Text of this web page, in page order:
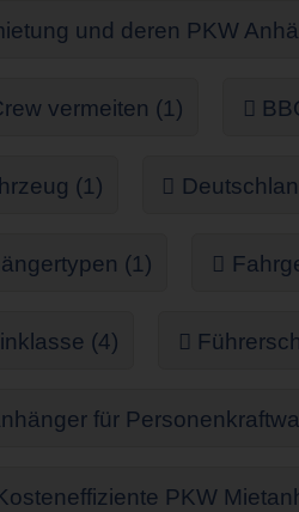
und deren PKW
vermeiten (1)
(1)
(1)
(4)
für
PKW